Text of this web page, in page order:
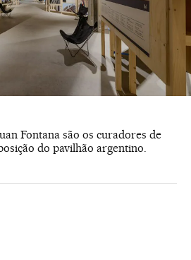
Fontana são os curadores de
do pavilhão argentino.